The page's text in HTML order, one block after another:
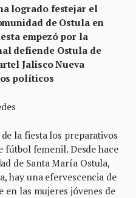
logrado festejar el
de Ostula en
empezó por la
defiende Ostula de
Jalisco Nueva
políticos
la fiesta los preparativos
femenil. Desde hace
de Santa María Ostula,
hay una efervescencia de
en las mujeres jóvenes de